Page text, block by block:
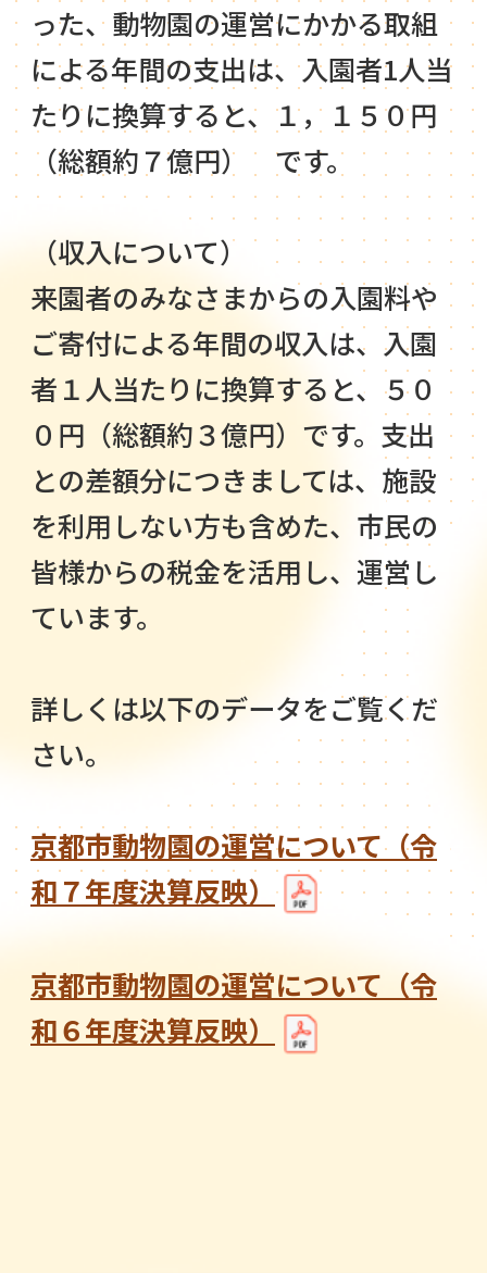
った、動物園の運営にかかる取組
による年間の支出は、入園者1人当
たりに換算すると、１，１５０円
（総額約７億円） です。
（収入について）
来園者のみなさまからの入園料や
ご寄付による年間の収入は、入園
者１人当たりに換算すると、５０
０円（総額約３億円）です。支出
との差額分につきましては、施設
を利用しない方も含めた、市民の
皆様からの税金を活用し、運営し
ています。
詳しくは以下のデータをご覧くだ
さい。
京都市動物園の運営について（令
和７年度決算反映）
京都市動物園の運営について（令
和６年度決算反映）